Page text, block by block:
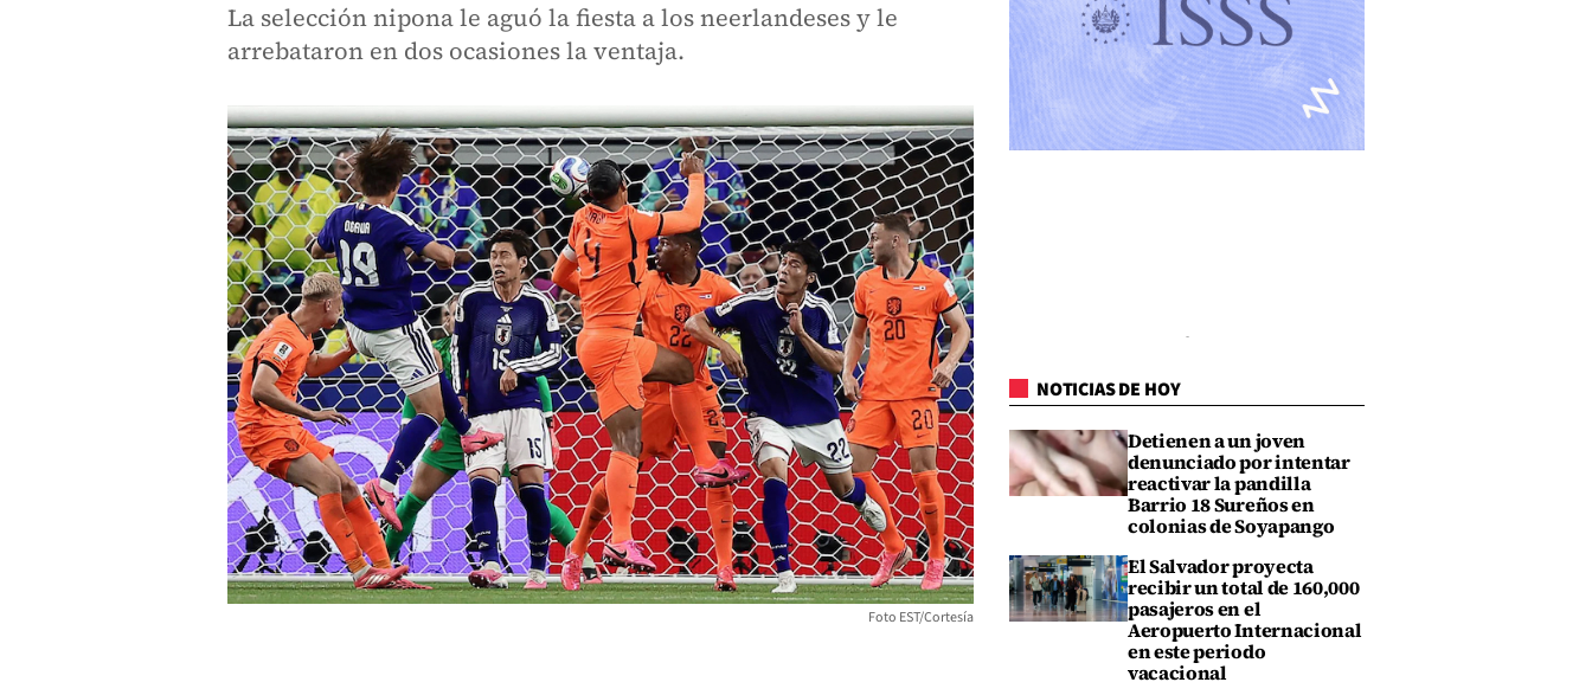
La selección nipona le aguó la fiesta a los neerlandeses y le
arrebataron en dos ocasiones la ventaja.
Foto EST/Cortesía
NOTICIAS DE HOY
Detienen a un joven
denunciado por intentar
reactivar la pandilla
Barrio 18 Sureños en
colonias de Soyapango
El Salvador proyecta
recibir un total de 160,000
pasajeros en el
Aeropuerto Internacional
en este periodo
vacacional